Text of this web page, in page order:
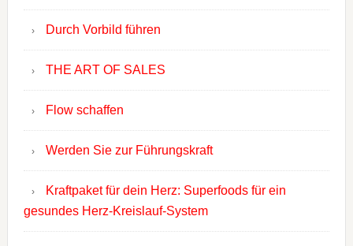
Durch Vorbild führen
THE ART OF SALES
Flow schaffen
Werden Sie zur Führungskraft
Kraftpaket für dein Herz: Superfoods für ein
gesundes Herz-Kreislauf-System